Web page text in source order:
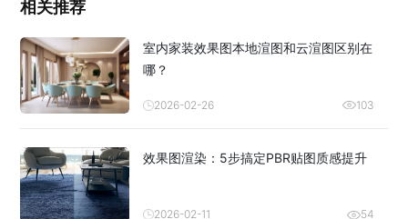
相关推荐
室内家装效果图本地渲图和云渲图区别在
哪？
2026-02-26 103
效果图渲染：5步搞定PBR贴图质感提升
2026-02-11 54